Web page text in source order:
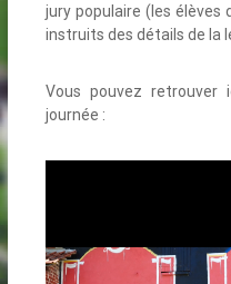
jury populaire (les élèves
instruits des détails de la
Vous pouvez
journée :